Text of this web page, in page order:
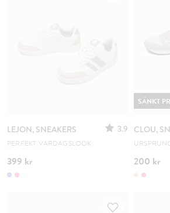
LEJON, SNEAKERS 3.9
PERFEKT VARDAGSLOOK
399 kr
CLOU,
200 kr
SÄNKT